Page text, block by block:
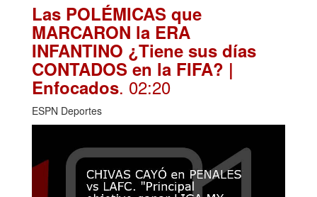
Las POLÉMICAS que
MARCARON la ERA
INFANTINO ¿Tiene sus días
CONTADOS en la FIFA? |
Enfocados. 02:20
ESPN Deportes